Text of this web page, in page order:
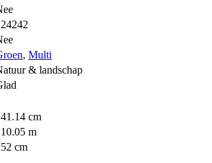
, Multi
& landschap
41.14 cm
10.05 m
52 cm